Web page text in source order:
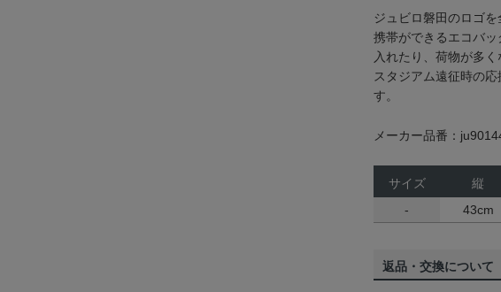
ジュビロ磐田のロゴ
携帯ができるエコバ
入れたり、荷物が多
スタジアム遠征時の
す。
メーカー品番：
サイズ
縦
-
43cm
返品・交換について